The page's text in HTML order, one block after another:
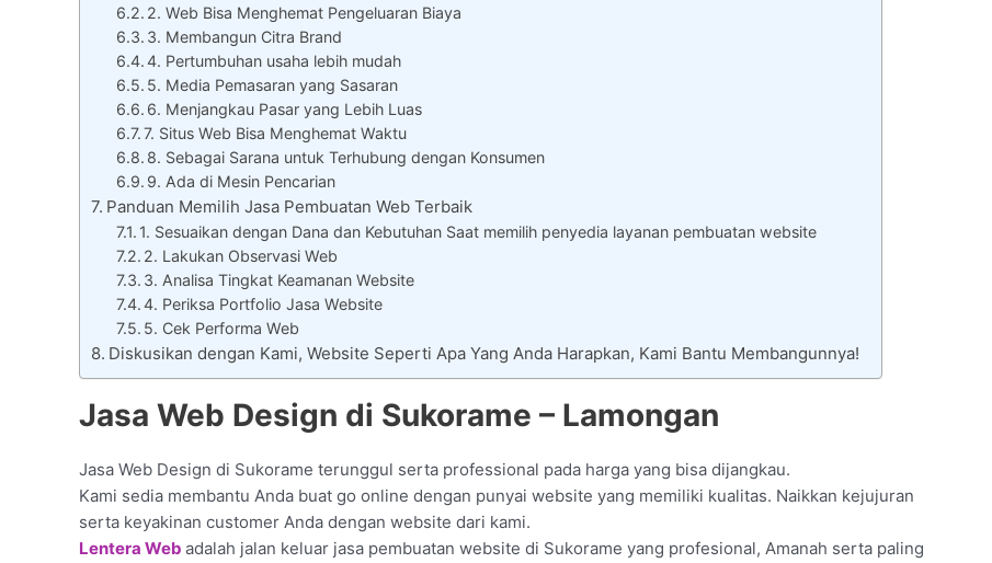
2. Web Bisa Menghemat Pengeluaran Biaya
3. Membangun Citra Brand
4. Pertumbuhan usaha lebih mudah
5. Media Pemasaran yang Sasaran
6. Menjangkau Pasar yang Lebih Luas
7. Situs Web Bisa Menghemat Waktu
8. Sebagai Sarana untuk Terhubung dengan Konsumen
9. Ada di Mesin Pencarian
Panduan Memilih Jasa Pembuatan Web Terbaik
1. Sesuaikan dengan Dana dan Kebutuhan Saat memilih penyedia layanan pembuatan website
2. Lakukan Observasi Web
3. Analisa Tingkat Keamanan Website
4. Periksa Portfolio Jasa Website
5. Cek Performa Web
Diskusikan dengan Kami, Website Seperti Apa Yang Anda Harapkan, Kami Bantu Membangunnya!
Jasa Web Design di Sukorame – Lamongan
Jasa Web Design di Sukorame terunggul serta professional pada harga yang bisa dijangkau.
Kami sedia membantu Anda buat go online dengan punyai website yang memiliki kualitas. Naikkan kejujuran
serta keyakinan customer Anda dengan website dari kami.
Lentera Web adalah jalan keluar jasa pembuatan website di Sukorame yang profesional, Amanah serta paling